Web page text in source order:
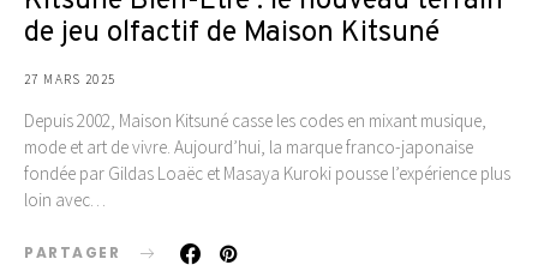
de jeu olfactif de Maison Kitsuné
27 MARS 2025
Depuis 2002, Maison Kitsuné casse les codes en mixant musique,
mode et art de vivre. Aujourd’hui, la marque franco-japonaise
fondée par Gildas Loaëc et Masaya Kuroki pousse l’expérience plus
loin avec…
PARTAGER